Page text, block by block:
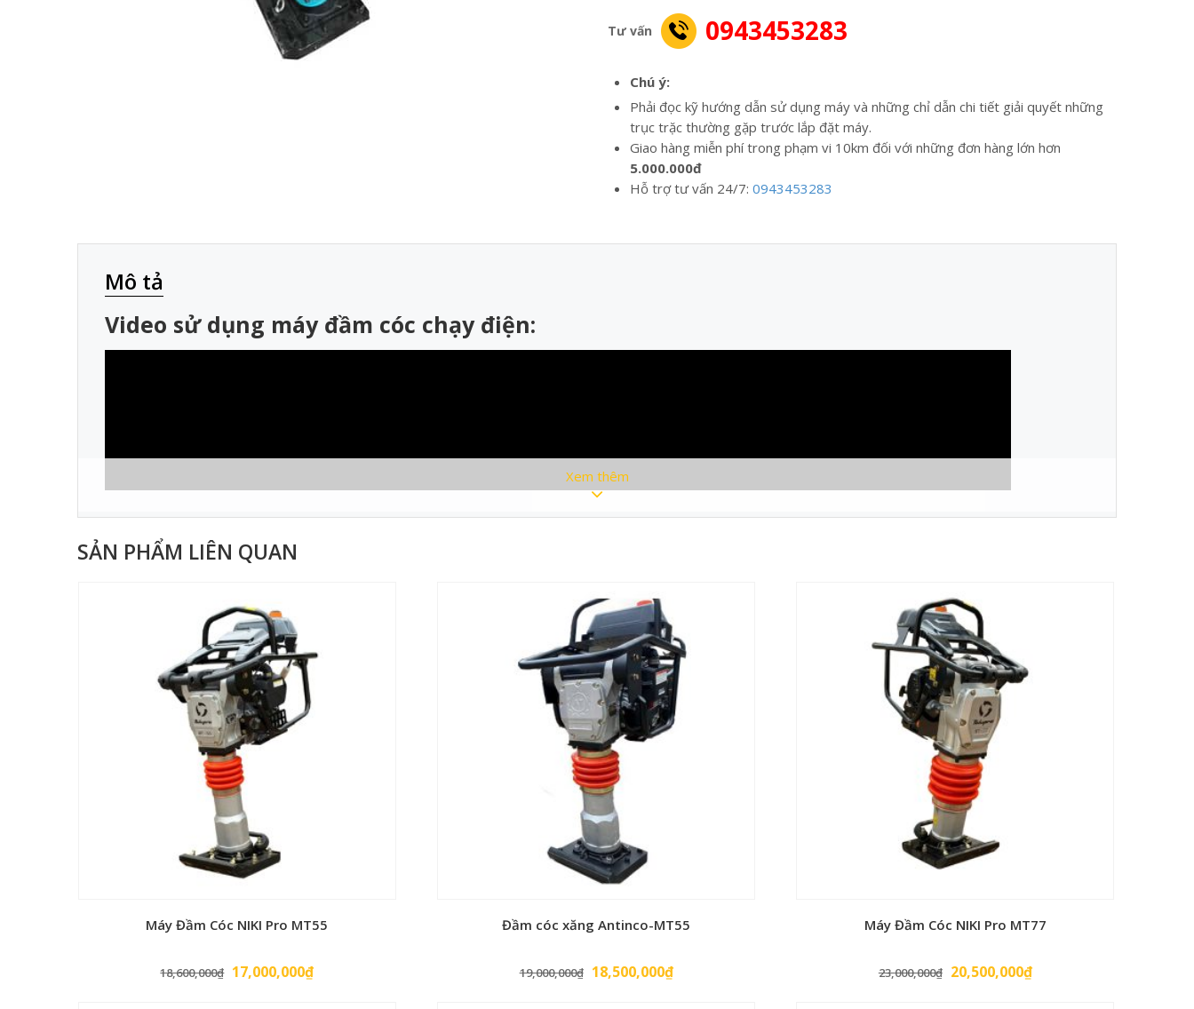
Tư vấn 0943453283
Chú ý:
Phải đọc kỹ hướng dẫn sử dụng máy và những chỉ dẫn chi tiết giải quyết những
trục trặc thường gặp trước lắp đặt máy.
Giao hàng miễn phí trong phạm vi 10km đối với những đơn hàng lớn hơn
5.000.000đ
Hỗ trợ tư vấn 24/7: 0943453283
Mô tả
Video sử dụng máy đầm cóc chạy điện:
Xem thêm
SẢN PHẨM LIÊN QUAN
Máy Đầm Cóc NIKI Pro MT55
18,600,000₫ Giá
17,000,000₫Giá
Đầm cóc xăng Antinco-MT55
19,000,000₫ Giá
18,500,000₫Giá
Máy Đầm Cóc NIKI Pro MT77
23,000,000₫ Giá
20,500,000₫Giá